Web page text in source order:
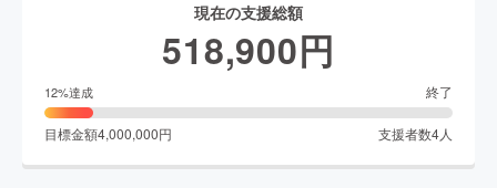
現在の支援総額
518,900円
12%達成 終了
目標金額4,000,000円 支援者数4人